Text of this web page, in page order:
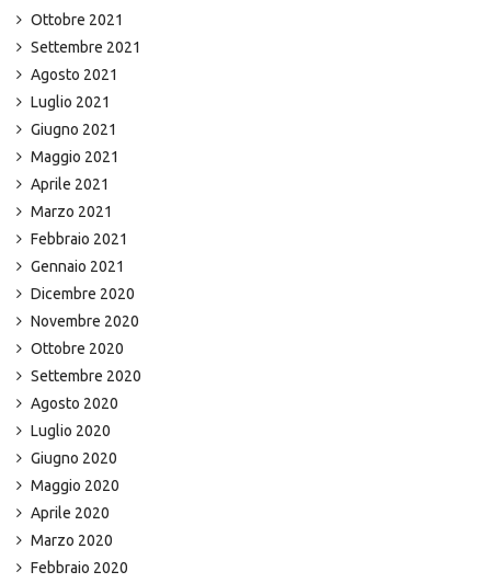
Ottobre 2021
Settembre 2021
Agosto 2021
Luglio 2021
Giugno 2021
Maggio 2021
Aprile 2021
Marzo 2021
Febbraio 2021
Gennaio 2021
Dicembre 2020
Novembre 2020
Ottobre 2020
Settembre 2020
Agosto 2020
Luglio 2020
Giugno 2020
Maggio 2020
Aprile 2020
Marzo 2020
Febbraio 2020